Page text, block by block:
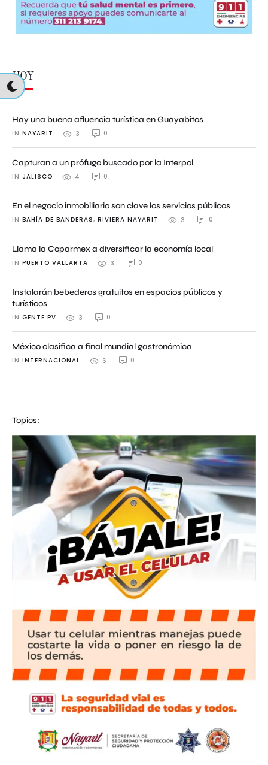
HOY
Hay una buena afluencia turística en Guayabitos
IN NAYARIT 3 0
Capturan a un prófugo buscado por la Interpol
IN JALISCO 4 0
En el negocio inmobiliario son clave los servicios públicos
IN BAHÍA DE BANDERAS, RIVIERA NAYARIT 3 0
Llama la Coparmex a diversificar la economía local
IN PUERTO VALLARTA 3 0
Instalarán bebederos gratuitos en espacios públicos y
turísticos
IN GENTE PV 3 0
México clasifica a final mundial gastronómica
IN INTERNACIONAL 6 0
Topics: